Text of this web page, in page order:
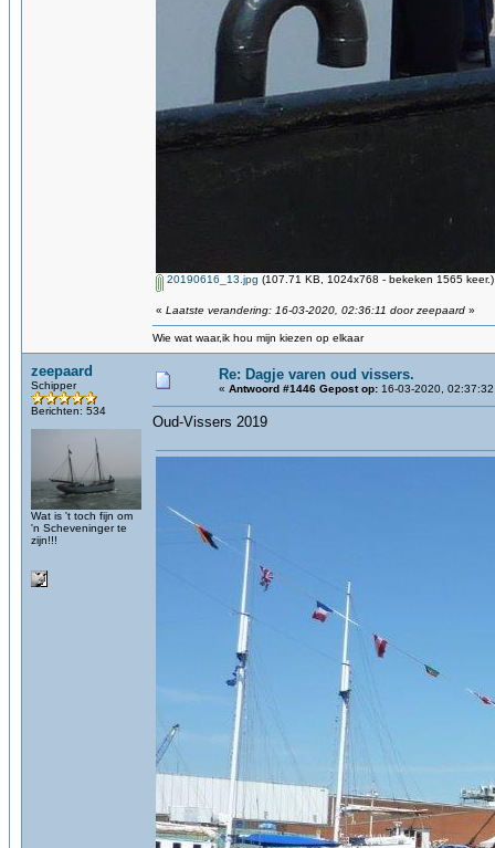
20190616_13.jpg (107.71 KB, 1024x768 - bekeken 1565 keer.)
« Laatste verandering: 16-03-2020, 02:36:11 door zeepaard »
Wie wat waar,ik hou mijn kiezen op elkaar
zeepaard
Schipper
Berichten: 534
Wat is 't toch fijn om
'n Scheveninger te
zijn!!!
Re: Dagje varen oud vissers.
« Antwoord #1446 Gepost op: 16-03-2020,
Oud-Vissers 2019